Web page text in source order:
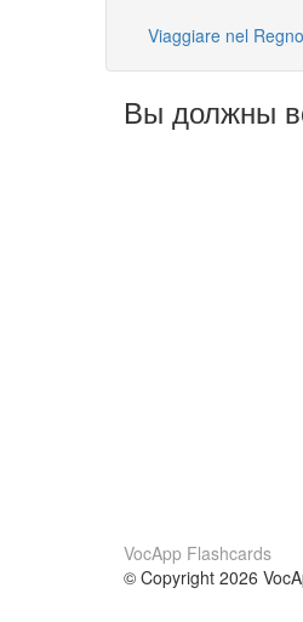
Viaggiare nel
Вы должны
VocApp Flashcards
© Copyright 2026